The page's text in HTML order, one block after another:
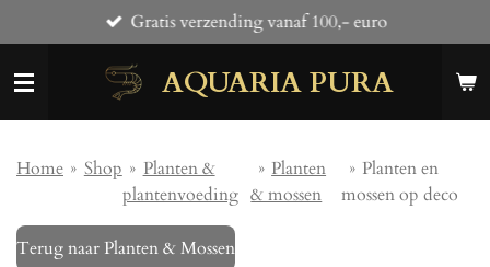
direct
naar
AQUARIA PURA
Gratis verzending vanaf 100,- euro
Home » Shop » Planten &
plantenvoeding
» Planten
& mossen
» Planten en
mossen op deco
Terug naar Planten & Mossen